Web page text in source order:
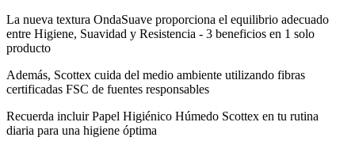
La nueva textura OndaSuave proporciona el equilibrio adecuado
entre Higiene, Suavidad y Resistencia - 3 beneficios en 1 solo
producto
Además, Scottex cuida del medio ambiente utilizando fibras
certificadas FSC de fuentes responsables
Recuerda incluir Papel Higiénico Húmedo Scottex en tu rutina
diaria para una higiene óptima